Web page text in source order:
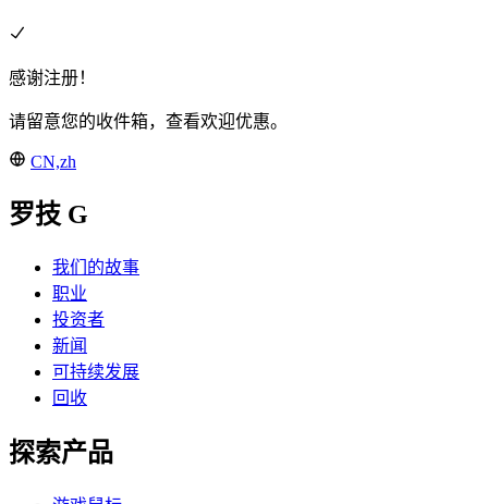
感谢注册！
请留意您的收件箱，查看欢迎优惠。
CN,zh
罗技 G
我们的故事
职业
投资者
新闻
可持续发展
回收
探索产品